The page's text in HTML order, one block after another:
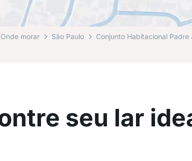
Onde morar São Paulo Conjunto Habitacional
seu lar